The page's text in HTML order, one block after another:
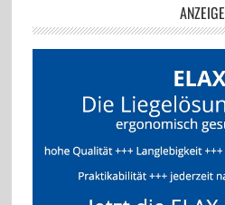
ANZEIGE